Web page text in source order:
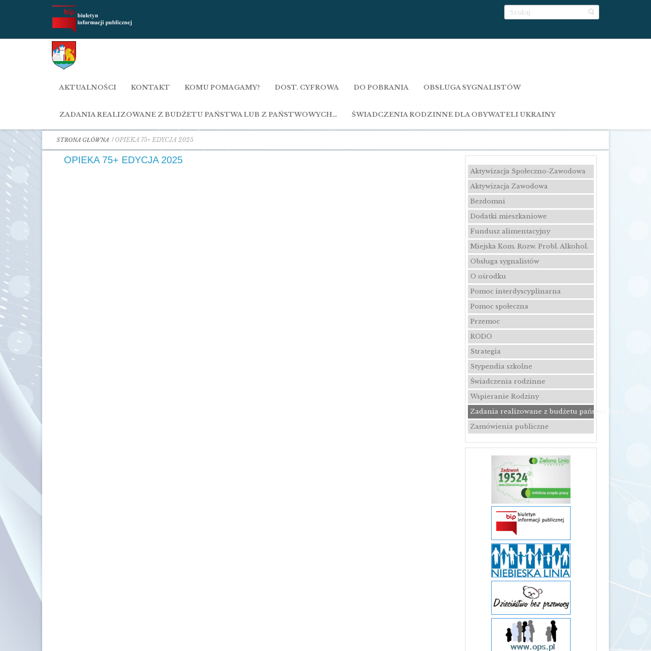
AKTUALNOŚCI KONTAKT KOMU POMAGAMY? DOST. CYFROWA DO POBRANIA OBSŁUGA SYGNALISTÓW
ZADANIA REALIZOWANE Z BUDŻETU PAŃSTWA LUB Z PAŃSTWOWYCH… ŚWIADCZENIA RODZINNE DLA OBYWATELI UKRAINY
STRONA GŁÓWNA OPIEKA 75+ EDYCJA 2025
OPIEKA 75+ EDYCJA 2025
Aktywizacja Społeczno-Zawodowa
Aktywizacja Zawodowa
Bezdomni
Dodatki mieszkaniowe
Fundusz alimentacyjny
Miejska Kom. Rozw. Probl. Alkohol.
Obsługa sygnalistów
O ośrodku
Pomoc interdyscyplinarna
Pomoc społeczna
Przemoc
RODO
Strategia
Stypendia szkolne
Świadczenia rodzinne
Wspieranie Rodziny
Zadania realizowane z budżetu państwa lub z
Zamówienia publiczne